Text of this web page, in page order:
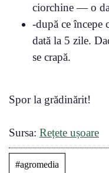
ciorchine — o
-după ce începe
dată la 5 zile.
se crapă.
Spor la grădinărit!
Sursa: Rețete ușoare
#agromedia